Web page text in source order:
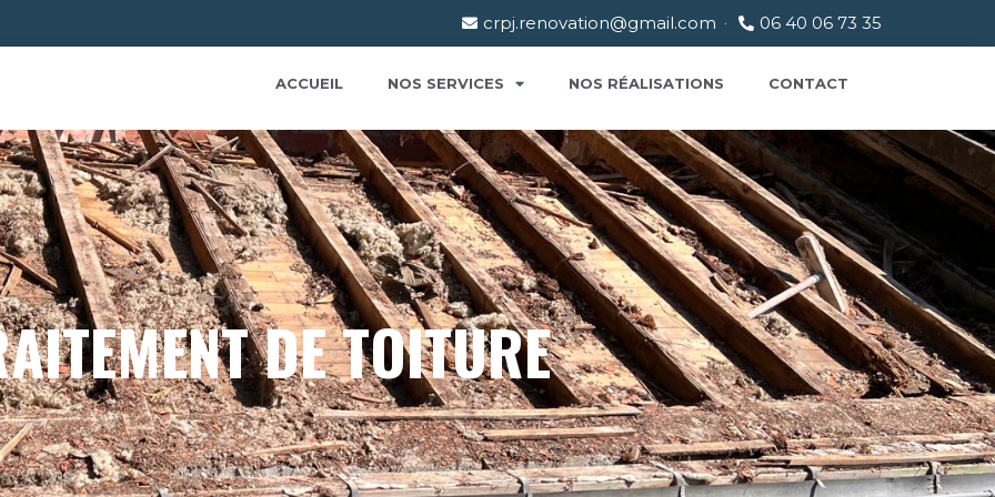
crpj.renovation@gmail.com 06 40 06 73 35
ACCUEIL NOS SERVICES NOS RÉALISATIONS CONTACT
DE TOITURE